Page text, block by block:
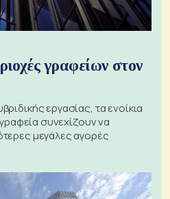
γραφείων στον
εργασίας, τα ενοίκια
συνεχίζουν να
μεγάλες αγορές